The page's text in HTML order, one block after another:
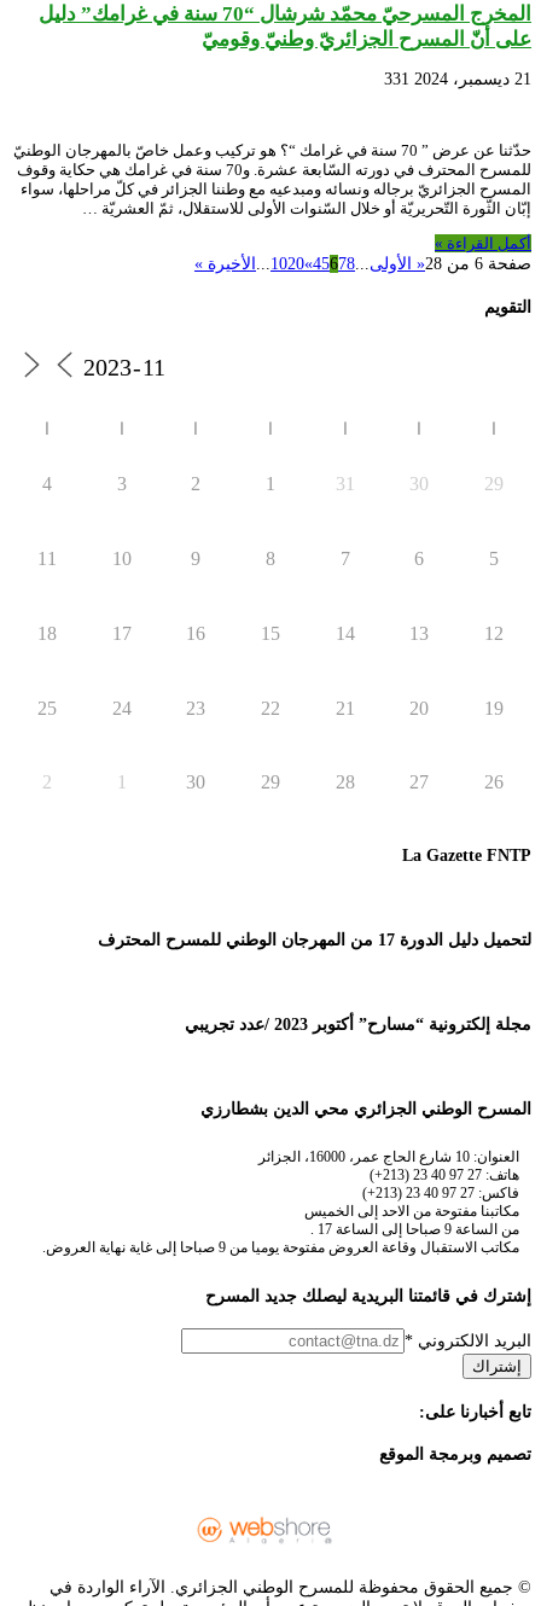
المخرج المسرحيّ محمّد شرشال “70 سنة في غرامك” دليل
على أنّ المسرح الجزائريّ وطنيّ وقوميّ
21 ديسمبر، 2024 331
حدّثنا عن عرض ” 70 سنة في غرامك “؟ هو تركيب وعمل خاصّ بالمهرجان الوطنيّ
للمسرح المحترف في دورته السّابعة عشرة. و70 سنة في غرامك هي حكاية وقوف
المسرح الجزائريّ برجاله ونسائه ومبدعيه مع وطننا الجزائر في كلّ مراحلها، سواء
إبّان الثّورة التّحريريّة أو خلال السّنوات الأولى للاستقلال، ثمّ العشريّة …
أكمل القراءة »
صفحة 6 من 28
« الأولى...
45678
»
1020
... الأخيرة »
التقويم
ا ا ا ا ا ا ا
29
30
31
1
2
3
4
5
6
7
8
9
10
11
12
13
14
15
16
17
18
19
20
21
22
23
24
25
26
27
28
29
30
1
2
La Gazette FNTP
لتحميل دليل الدورة 17 من المهرجان الوطني للمسرح المحترف
مجلة إلكترونية “مسارح” أكتوبر 2023 /عدد تجريبي
المسرح الوطني الجزائري محي الدين بشطارزي
العنوان: 10 شارع الحاج عمر، 16000، الجزائر
هاتف: 27 97 40 23 (213+)
فاكس: 27 97 40 23 (213+)
مكاتبنا مفتوحة من الاحد إلى الخميس
من الساعة 9 صباحا إلى الساعة 17 .
مكاتب الاستقبال وقاعة العروض مفتوحة يوميا من 9 صباحا إلى غاية نهاية العروض.
إشترك في قائمتنا البريدية ليصلك جديد المسرح
البريد الالكتروني *
إشتراك
تابع أخبارنا على:
تصميم وبرمجة الموقع
© جميع الحقوق محفوظة للمسرح الوطني الجزائري. الآراء الواردة في